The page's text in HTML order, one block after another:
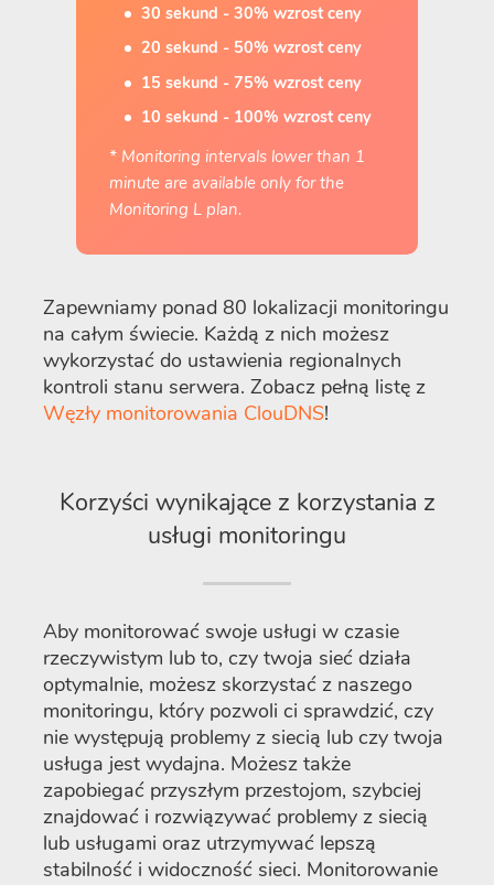
30 sekund - 30% wzrost ceny
20 sekund - 50% wzrost ceny
15 sekund - 75% wzrost ceny
10 sekund - 100% wzrost ceny
* Monitoring intervals lower than 1
minute are available only for the
Monitoring L plan.
Zapewniamy ponad 80 lokalizacji monitoringu
na całym świecie. Każdą z nich możesz
wykorzystać do ustawienia regionalnych
kontroli stanu serwera. Zobacz pełną listę z
Węzły monitorowania ClouDNS!
Korzyści wynikające z korzystania z
usługi monitoringu
Aby monitorować swoje usługi w czasie
rzeczywistym lub to, czy twoja sieć działa
optymalnie, możesz skorzystać z naszego
monitoringu, który pozwoli ci sprawdzić, czy
nie występują problemy z siecią lub czy twoja
usługa jest wydajna. Możesz także
zapobiegać przyszłym przestojom, szybciej
znajdować i rozwiązywać problemy z siecią
lub usługami oraz utrzymywać lepszą
stabilność i widoczność sieci. Monitorowanie